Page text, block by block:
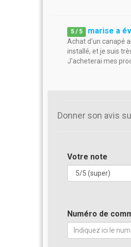
5 / 5 marise a
Achat d'un canapé
installé, et je suis
J'acheterai mes
Donner son avis
Votre note
Numéro de